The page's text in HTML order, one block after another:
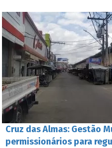
Cruz das Almas: Gestão
permissionários para